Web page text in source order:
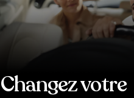
Changez votre